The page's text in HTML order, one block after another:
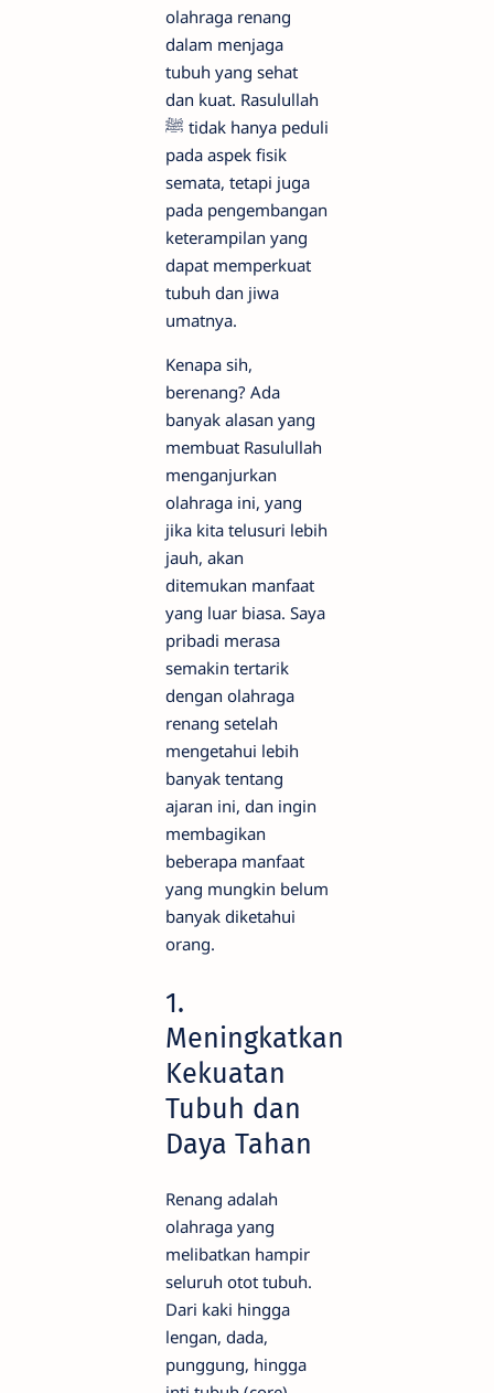
olahraga renang
dalam menjaga
tubuh yang sehat
dan kuat. Rasulullah
ﷺ tidak hanya peduli
pada aspek fisik
semata, tetapi juga
pada pengembangan
keterampilan yang
dapat memperkuat
tubuh dan jiwa
umatnya.
Kenapa sih,
berenang? Ada
banyak alasan yang
membuat Rasulullah
menganjurkan
olahraga ini, yang
jika kita telusuri lebih
jauh, akan
ditemukan manfaat
yang luar biasa. Saya
pribadi merasa
semakin tertarik
dengan olahraga
renang setelah
mengetahui lebih
banyak tentang
ajaran ini, dan ingin
membagikan
beberapa manfaat
yang mungkin belum
banyak diketahui
orang.
1.
Meningkatkan
Kekuatan
Tubuh dan
Daya Tahan
Renang adalah
olahraga yang
melibatkan hampir
seluruh otot tubuh.
Dari kaki hingga
lengan, dada,
punggung, hingga